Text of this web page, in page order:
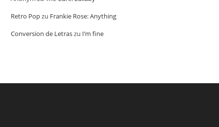
Retro Popzu Frankie Rose: Anything
Conversion de Letraszu I’m fine